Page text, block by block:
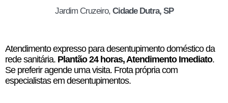
Jardim Cruzeiro, Cidade Dutra, SP
Atendimento expresso para desentupimento doméstico da
rede sanitária. Plantão 24 horas, Atendimento Imediato.
Se preferir agende uma visita. Frota própria com
especialistas em desentupimentos.